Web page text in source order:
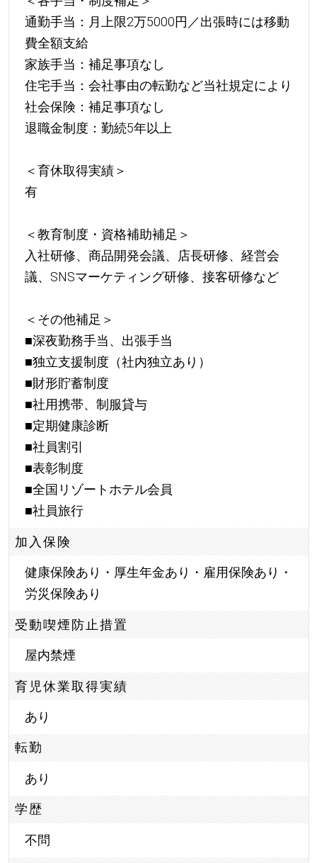
通勤手当：月上限2万5000円／出張時には移動
費全額支給
家族手当：補足事項なし
住宅手当：会社事由の転勤など当社規定により
社会保険：補足事項なし
退職金制度：勤続5年以上
＜育休取得実績＞
有
＜教育制度・資格補助補足＞
入社研修、商品開発会議、店長研修、経営会
議、SNSマーケティング研修、接客研修など
＜その他補足＞
■深夜勤務手当、出張手当
■独立支援制度（社内独立あり）
■財形貯蓄制度
■社用携帯、制服貸与
■定期健康診断
■社員割引
■表彰制度
■全国リゾートホテル会員
■社員旅行
加入保険
健康保険あり・厚生年金あり・雇用保険あり・
労災保険あり
受動喫煙防止措置
屋内禁煙
育児休業取得実績
あり
転勤
あり
学歴
不問